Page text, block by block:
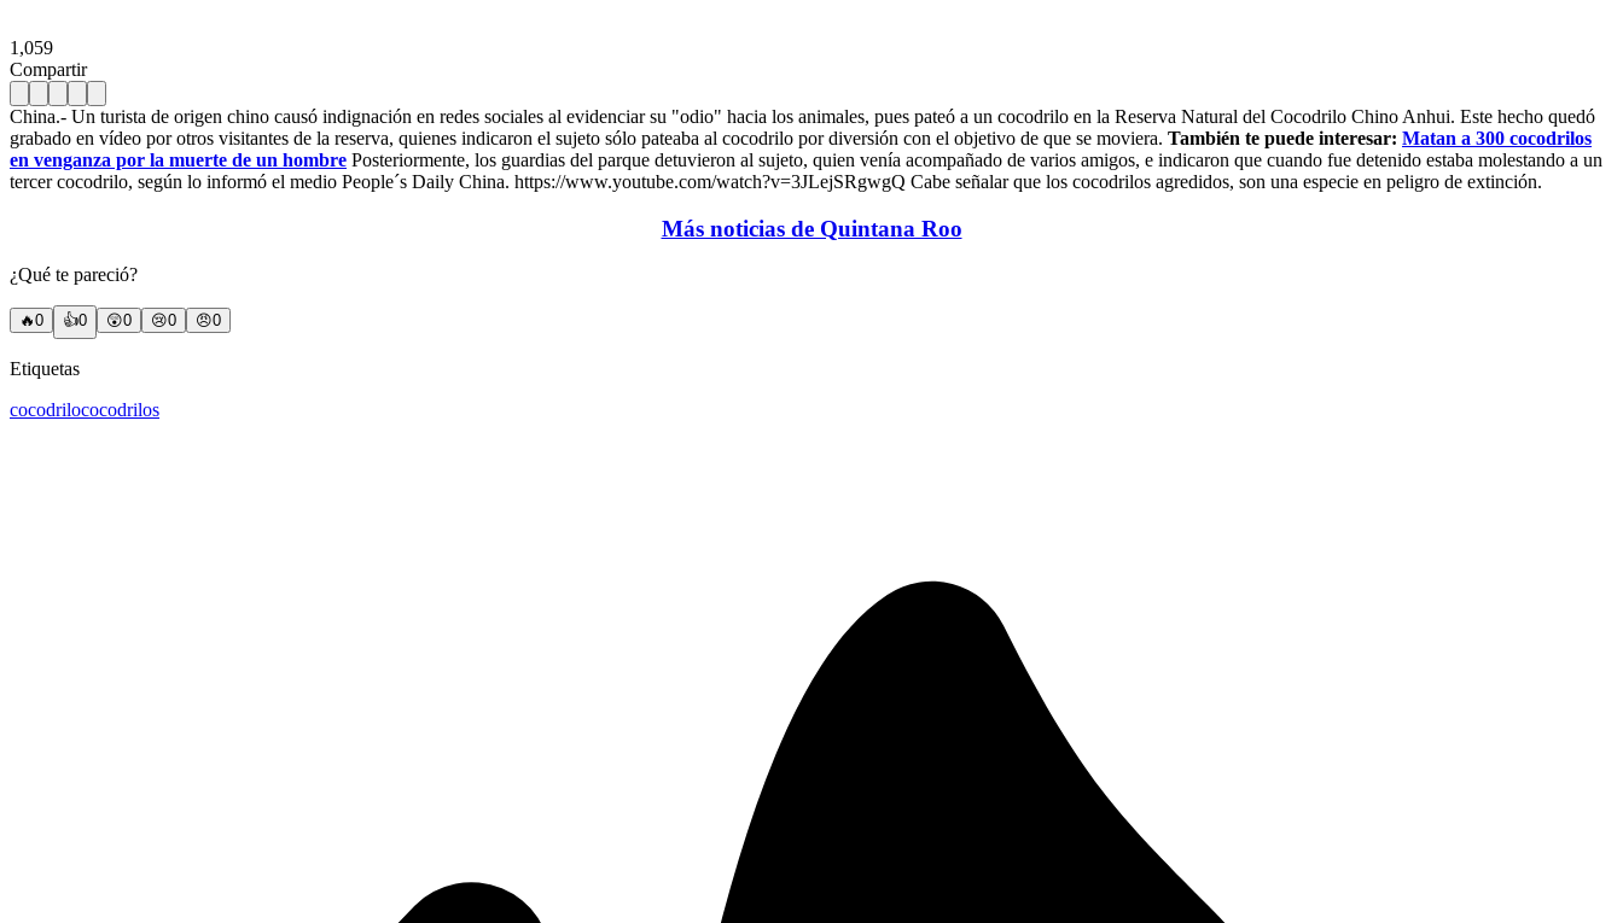
1,059
Compartir
China.- Un turista de origen chino causó indignación en redes sociales al evidenciar su "odio" hacia los animales, pues pateó a un cocodrilo en la Reserva Natural del Cocodrilo Chino Anhui. Este hecho quedó
grabado en vídeo por otros visitantes de la reserva, quienes indicaron el sujeto sólo pateaba al cocodrilo por diversión con el objetivo de que se moviera. También te puede interesar: Matan a 300 cocodrilos
en venganza por la muerte de un hombre Posteriormente, los guardias del parque detuvieron al sujeto, quien venía acompañado de varios amigos, e indicaron que cuando fue detenido estaba molestando a un
tercer cocodrilo, según lo informó el medio People´s Daily China. https://www.youtube.com/watch?v=3JLejSRgwgQ Cabe señalar que los cocodrilos agredidos, son una especie en peligro de extinción.
Más noticias de Quintana Roo
¿Qué te pareció?
🔥0 👍0 😲0 😢0 😠0
Etiquetas
cocodrilococodrilos